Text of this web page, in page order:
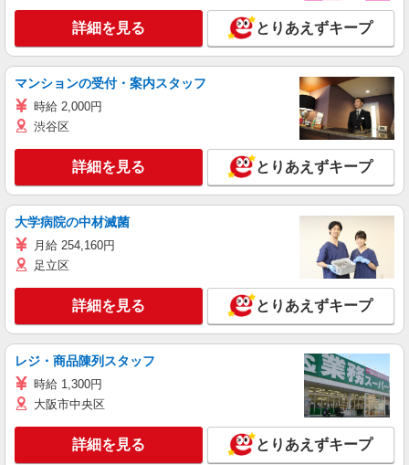
詳細を見る とりあえずキープ
マンションの受付・案内スタッフ
時給 2,000円
渋谷区
詳細を見る とりあえずキープ
大学病院の中材滅菌
月給 254,160円
足立区
詳細を見る とりあえずキープ
レジ・商品陳列スタッフ
時給 1,300円
大阪市中央区
詳細を見る とりあえずキープ